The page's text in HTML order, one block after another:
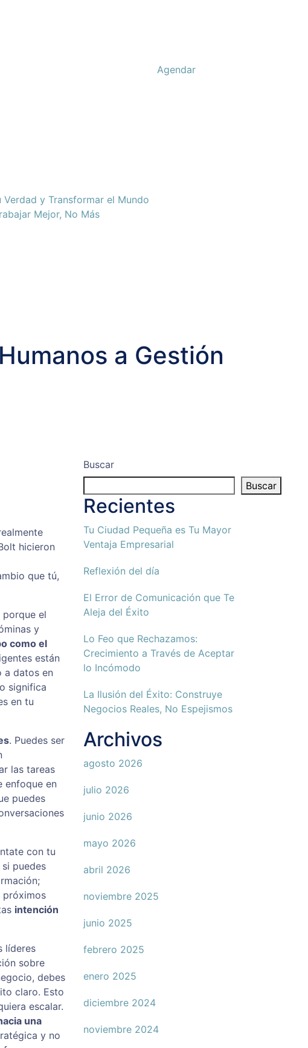
y Transformar el Mundo
Mejor, No Más
Agendar
a Gestión
hicieron
que tú,
porque el
y
como el
están
a datos en
significa
en tu
. Puedes ser
las tareas
enfoque en
puedes
con tu
puedes
próximos
intención
líderes
sobre
debes
claro. Esto
escalar.
una
y no
Buscar
Buscar
Recientes
Tu Ciudad Pequeña es Tu Mayor
Ventaja Empresarial
Reflexión del día
El Error de Comunicación que Te
Aleja del Éxito
Lo Feo que Rechazamos:
Crecimiento a Través de Aceptar
lo Incómodo
La Ilusión del Éxito: Construye
Negocios Reales, No Espejismos
Archivos
agosto 2026
julio 2026
junio 2026
mayo 2026
abril 2026
noviembre 2025
junio 2025
febrero 2025
enero 2025
diciembre 2024
noviembre 2024